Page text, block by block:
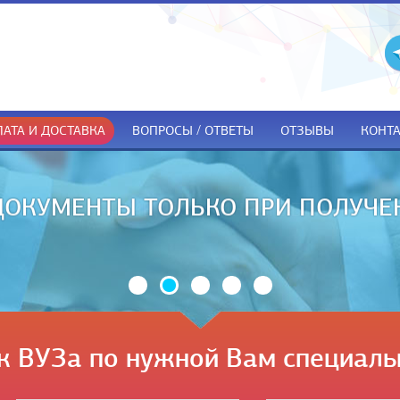
И ДОСТАВКА ВОПРОСЫ / ОТВЕТЫ ОТЗЫВЫ
ТОЛЬКО ПРИ
ВУЗа по нужной Вам